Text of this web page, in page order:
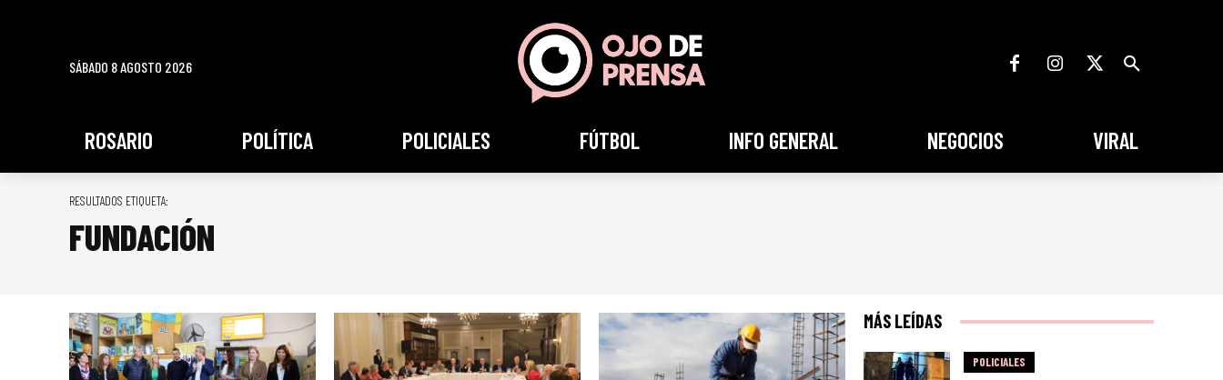
SÁBADO 8 AGOSTO 2026
ROSARIO POLÍTICA POLICIALES FÚTBOL INFO GENERAL NEGOCIOS VIRAL
RESULTADOS ETIQUETA:
FUNDACIÓN
MÁS LEÍDAS
POLICIALES